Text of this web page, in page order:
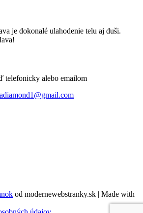
je dokonalé ulahodenie telu aj duši.
telefonicky alebo emailom
od modernewebstranky.sk | Made with